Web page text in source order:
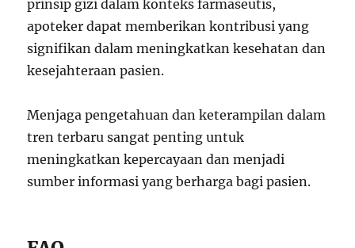
prinsip gizi dalam konteks farmaseutis,
apoteker dapat memberikan kontribusi yang
signifikan dalam meningkatkan kesehatan dan
kesejahteraan pasien.
Menjaga pengetahuan dan keterampilan dalam
tren terbaru sangat penting untuk
meningkatkan kepercayaan dan menjadi
sumber informasi yang berharga bagi pasien.